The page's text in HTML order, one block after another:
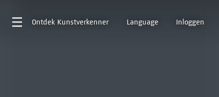
Ontdek Kunstverkenner Language Inloggen